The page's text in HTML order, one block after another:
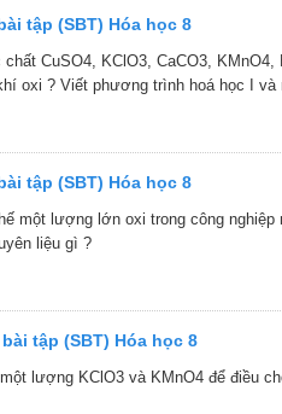
tập (SBT) Hóa học 8
chất CuSO4, KClO3, CaCO3,
oxi ? Viết phương trình hoá học I và
tập (SBT) Hóa học 8
một lượng lớn oxi trong công
liệu gì ?
tập (SBT) Hóa học 8
lượng KClO3 và KMnO4 để điều